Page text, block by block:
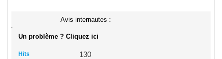
Avis internautes :
Un problème ? Cliquez ici
Hits 130